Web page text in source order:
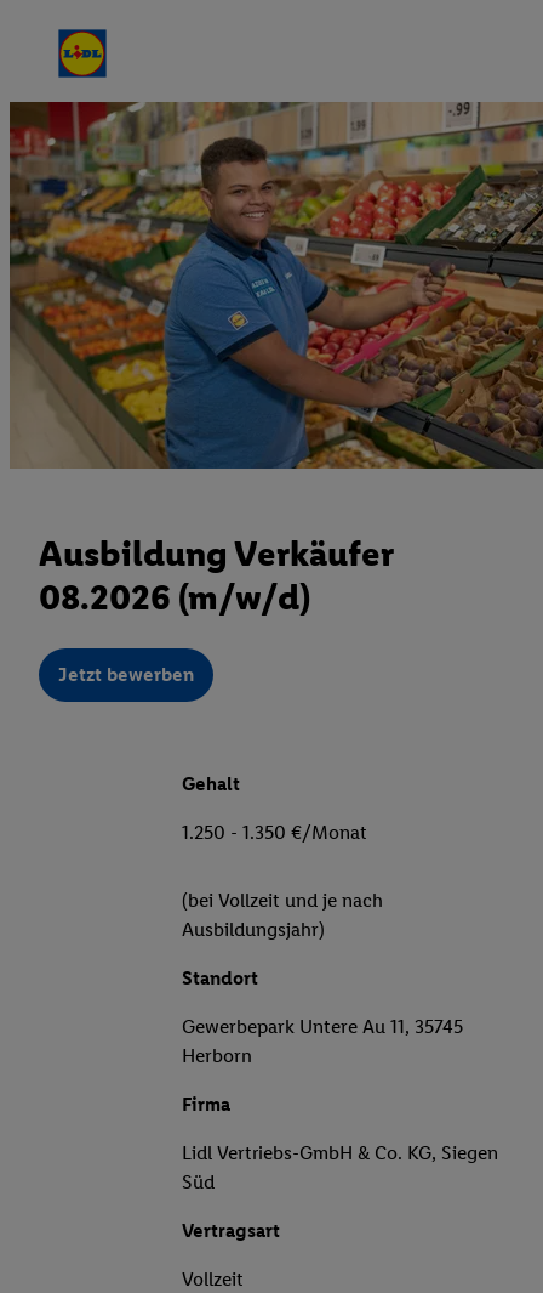
Ausbildung Verkäufer
08.2026 (m/w/d)
Jetzt bewerben
Gehalt
1.250 - 1.350 €/Monat
(bei Vollzeit und je nach
Ausbildungsjahr)
Standort
Gewerbepark Untere Au 11, 35745
Herborn
Firma
Lidl Vertriebs-GmbH & Co. KG, Siegen
Süd
Vertragsart
Vollzeit